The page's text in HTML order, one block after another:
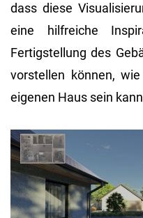
dass diese
eine hilfreiche
Fertigstellung des
vorstellen können,
eigenen Haus sein